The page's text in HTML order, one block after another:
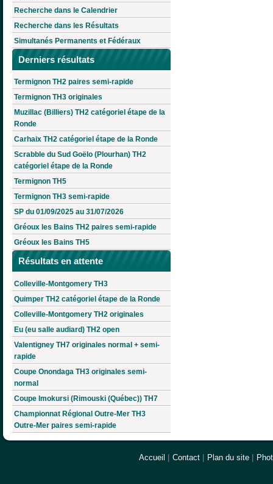
Recherche dans le Calendrier
Recherche dans les Résultats
Simultanés Permanents et Fédéraux
Derniers résultats
Termignon TH2 paires semi-rapide
Termignon TH3 originales
Muzillac (Billiers) TH2 catégoriel étape de la
Ronde
Carhaix TH2 catégoriel étape de la Ronde
Scrabble du Sud Goëlo (Plourhan) TH2
catégoriel étape de la Ronde
Termignon TH5
Termignon TH3 semi-rapide
SP du 01/09/2025 au 31/07/2026
Gréoux les Bains TH2 paires semi-rapide
Gréoux les Bains TH5
Résultats en attente
Colleville-Montgomery TH3
Quimper TH2 catégoriel étape de la Ronde
Colleville-Montgomery TH2 originales
Eu (eu salle audiard) TH2 open
Valentigney TH7 originales normal + semi-
rapide
Coupe Onondaga TH3 originales semi-
normal
Coupe Imokursi (Rimouski (Québec)) TH7
Championnat Régional Outre-Mer TH3
Outre-Mer paires semi-rapide
Accueil Contact Plan du site